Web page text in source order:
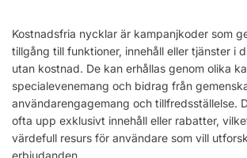
Kostnadsfria nycklar är kampanjkoder som
tillgång till funktioner, innehåll eller tjänster i
utan kostnad. De kan erhållas genom olika
specialevenemang och bidrag från
användarengagemang och tillfredsställelse.
ofta upp exklusivt innehåll eller rabatter,
värdefull resurs för användare som vill